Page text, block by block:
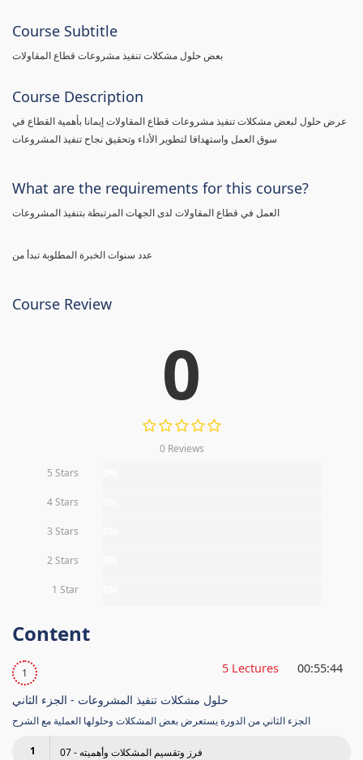
Course Subtitle
بعض حلول مشكلات تنفيذ مشروعات قطاع المقاولات
Course Description
عرض حلول لبعض مشكلات تنفيذ مشروعات قطاع المقاولات إيمانا بأهمية القطاع في
سوق العمل واستهدافا لتطوير الأداء وتحقيق نجاح تنفيذ المشروعات
What are the requirements for this course?
عدد سنوات الخبرة المطلوبة تبدأ من
Course Review
0
0 Reviews
5 Stars
4 Stars
3 Stars
2 Stars
1 Star
Content
1 5 Lectures 00:55:44
حلول مشكلات تنفيذ المشروعات - الجزء الثاني
الجزء الثاني من الدورة يستعرض بعض المشكلات وحلولها العملية مع الشرح
1 07 - فرز وتقسيم المشكلات وأهميته